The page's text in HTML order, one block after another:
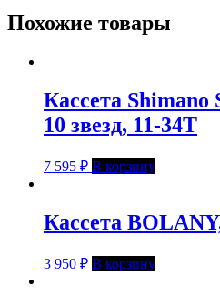
Похожие товары
Кассета Shimano
10 звезд, 11-34Т
7 595 ₽ В корзину
Кассета
3 950 ₽ В корзину